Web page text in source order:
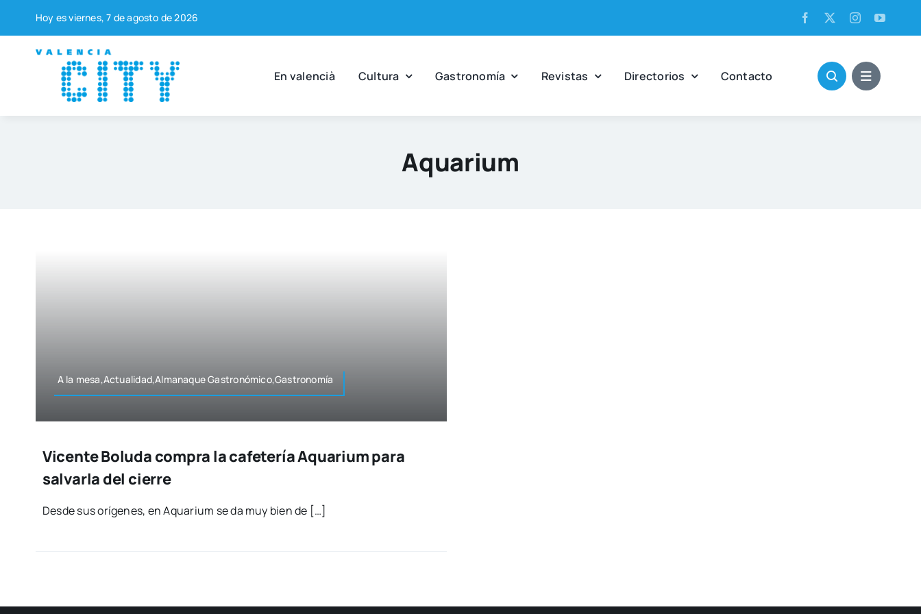
contenido
Hoy es vier­nes, 7 de agos­to de 2026
En valen­cià Cul­tu­ra Gas­tro­no­mía Revis­tas Direc­to­rios Con­tac­to
Aquarium
A la mesa,Actualidad,Almanaque Gastronómico,Gastronomía
Vicente Boluda compra la cafetería Aquarium para
salvarla del cierre
Des­de sus orí­ge­nes, en Aqua­rium se da muy bien de […]